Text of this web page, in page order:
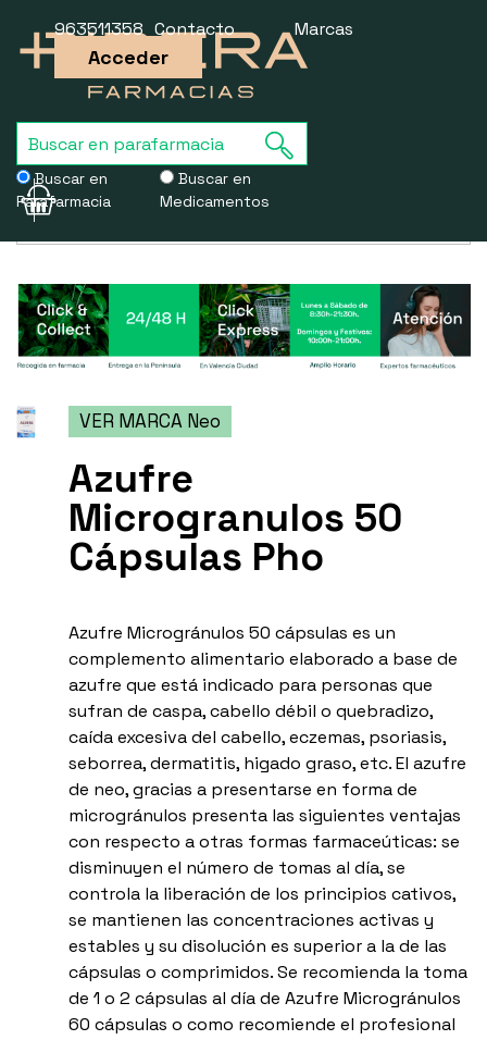
Buscar en
Parafarmacia
Buscar en
Medicamentos
963511358 Contacto Marcas
Acceder
Usamos cookies para mejorar la experiencia de la web. Si sigues
VER MARCA Neo
Azufre
Microgranulos 50
Cápsulas Pho
Azufre Microgránulos 50 cápsulas es un
complemento alimentario elaborado a base de
azufre que está indicado para personas que
sufran de caspa, cabello débil o quebradizo,
caída excesiva del cabello, eczemas, psoriasis,
seborrea, dermatitis, higado graso, etc. El azufre
de neo, gracias a presentarse en forma de
microgránulos presenta las siguientes ventajas
con respecto a otras formas farmaceúticas: se
disminuyen el número de tomas al día, se
controla la liberación de los principios cativos,
se mantienen las concentraciones activas y
estables y su disolución es superior a la de las
cápsulas o comprimidos. Se recomienda la toma
de 1 o 2 cápsulas al día de Azufre Microgránulos
60 cápsulas o como recomiende el profesional